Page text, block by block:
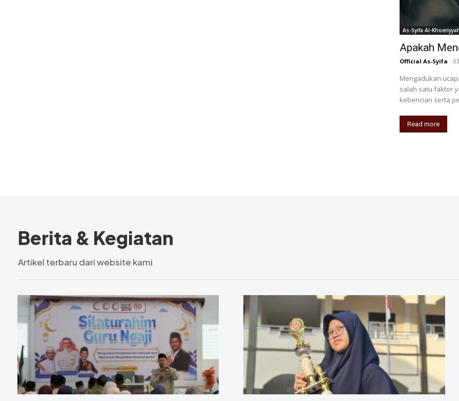
As-Syifa Al-
Apakah
Official As-Syifa -
Mengadukan
salah satu faktor
kebencian serta
Read more
Berita & Kegiatan
Artikel terbaru dari website kami